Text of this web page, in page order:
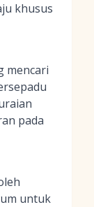
khusus
mencari
pada
untuk